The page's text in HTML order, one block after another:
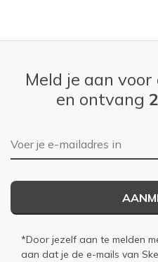
Meld je aan
en ontvang
E-mailadres
*Door jezelf aan te melden
aan dat je de e-mails van